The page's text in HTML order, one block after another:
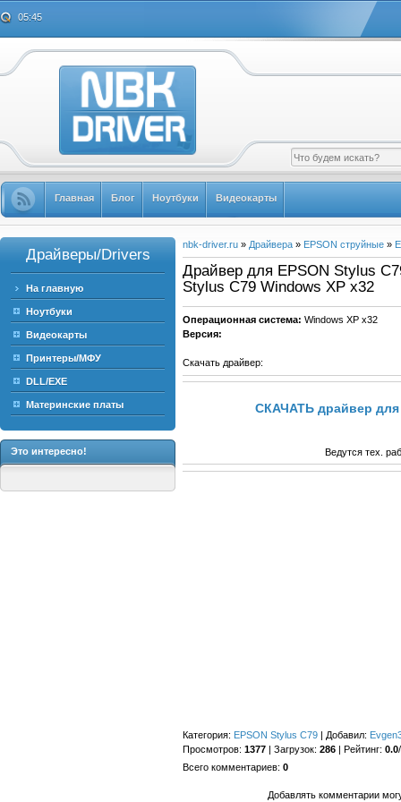
05:45
Главная Блог Ноутбуки Видеокарты
Драйверы/Drivers
На главную
Ноутбуки
Видеокарты
Принтеры/МФУ
DLL/EXE
Материнские платы
Это интересно!
nbk-driver.ru » Драйвера » EPSON струйные »
Драйвер для EPSON Stylus
Stylus C79 Windows XP x32
Операционная система: Windows XP x32
Версия:
Скачать драйвер:
СКАЧАТЬ драйвер для
Ведутся тех.
Категория: EPSON Stylus C79 Добавил:
Просмотров: 1377 Загрузок: 286 Рейтинг: 0.0/
Всего комментариев: 0
Добавлять комментарии